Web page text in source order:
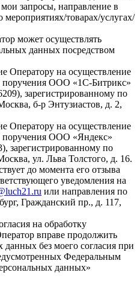
запросы, направление в
товарах/услугах/
может осуществлять
данных посредством
Оператору на осуществление
поручения ООО «1С‑Битрикс»
зарегистрированному по
б‑р Энтузиастов, д. 2,
Оператору на осуществление
поручения ООО «Яндекс»
зарегистрированному по
ул. Льва Толстого, д. 16.
до момента его отзыва
уведомления на
или направления по
Гражданский пр., д. 117,
на обработку
вправе продолжить
данных без моего согласия при
Федеральным
данных»